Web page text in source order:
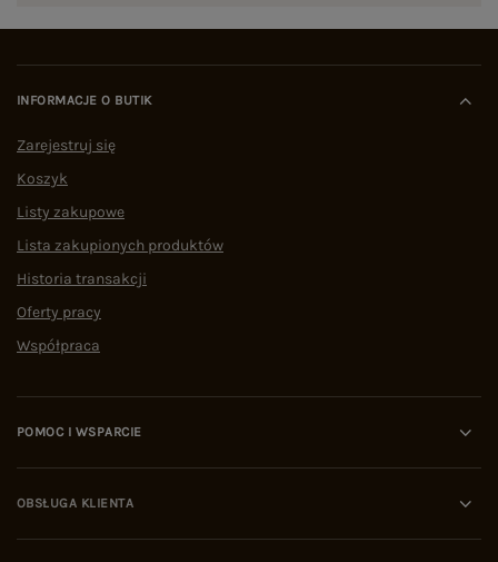
INFORMACJE O BUTIK
Zarejestruj się
Koszyk
Listy zakupowe
Lista zakupionych produktów
Historia transakcji
Oferty pracy
Współpraca
POMOC I WSPARCIE
OBSŁUGA KLIENTA